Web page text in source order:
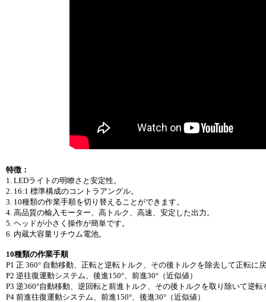
特徴：
1. LEDライトの明瞭さと安定性。
2. 16:1 標準構成のコントラアングル。
3. 10種類の作業手順を切り替えることができます。
4. 高品質の輸入モーター、高トルク、高速、安定した出力。
5. ヘッドが小さく操作が簡単です。
6. 内蔵大容量リチウム電池。
10種類の作業手順
P1 正 360° 自動移動、正転と逆転トルク、その後トルクを除去して正転に
P2 逆往復運動システム、後進150°、前進30°（近似値）
P3 逆360°自動移動、逆回転と前進トルク、その後トルクを取り除いて逆
P4 前進往復運動システム、前進150°、後進30°（近似値）